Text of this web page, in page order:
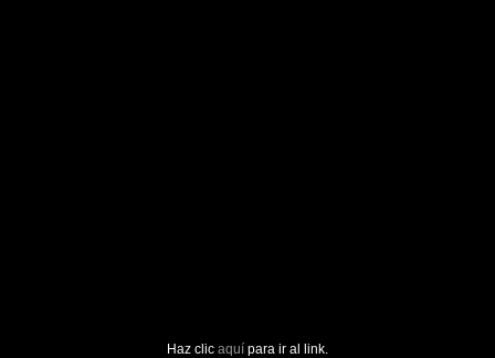
Haz clic aquí para ir al link.